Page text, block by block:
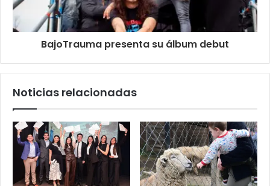
BajoTrauma presenta su álbum debut
Noticias relacionadas